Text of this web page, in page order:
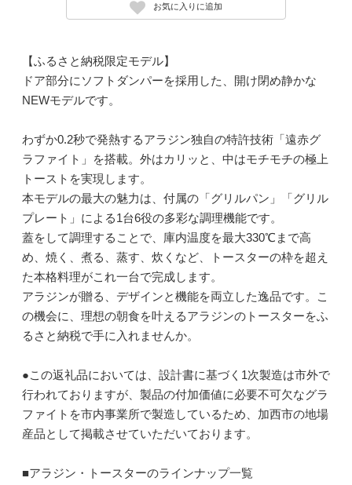
お気に入りに追加
【ふるさと納税限定モデル】
ドア部分にソフトダンパーを採用した、開け閉め静かな
NEWモデルです。
わずか0.2秒で発熱するアラジン独自の特許技術「遠赤グ
ラファイト」を搭載。外はカリッと、中はモチモチの極上
トーストを実現します。
本モデルの最大の魅力は、付属の「グリルパン」「グリル
プレート」による1台6役の多彩な調理機能です。
蓋をして調理することで、庫内温度を最大330℃まで高
め、焼く、煮る、蒸す、炊くなど、トースターの枠を超え
た本格料理がこれ一台で完成します。
アラジンが贈る、デザインと機能を両立した逸品です。こ
の機会に、理想の朝食を叶えるアラジンのトースターをふ
るさと納税で手に入れませんか。
●この返礼品においては、設計書に基づく1次製造は市外で
行われておりますが、製品の付加価値に必要不可欠なグラ
ファイトを市内事業所で製造しているため、加西市の地場
産品として掲載させていただいております。
■アラジン・トースターのラインナップ一覧